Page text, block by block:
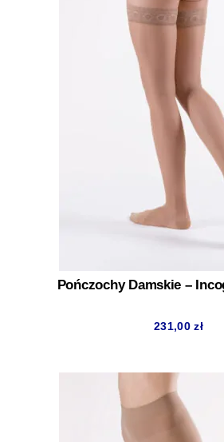
Pończochy Damskie –
231,00zł